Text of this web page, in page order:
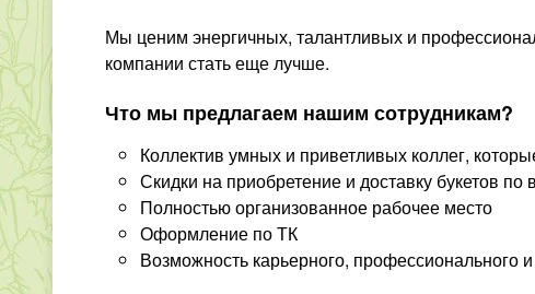
Мы ценим энергичных, талантливых и
компании стать еще лучше.
Что мы предлагаем нашим сотрудникам?
Коллектив умных и приветливых коллег,
Скидки на приобретение и доставку букетов по
Полностью организованное рабочее место
Оформление по ТК
Возможность карьерного, профессионального